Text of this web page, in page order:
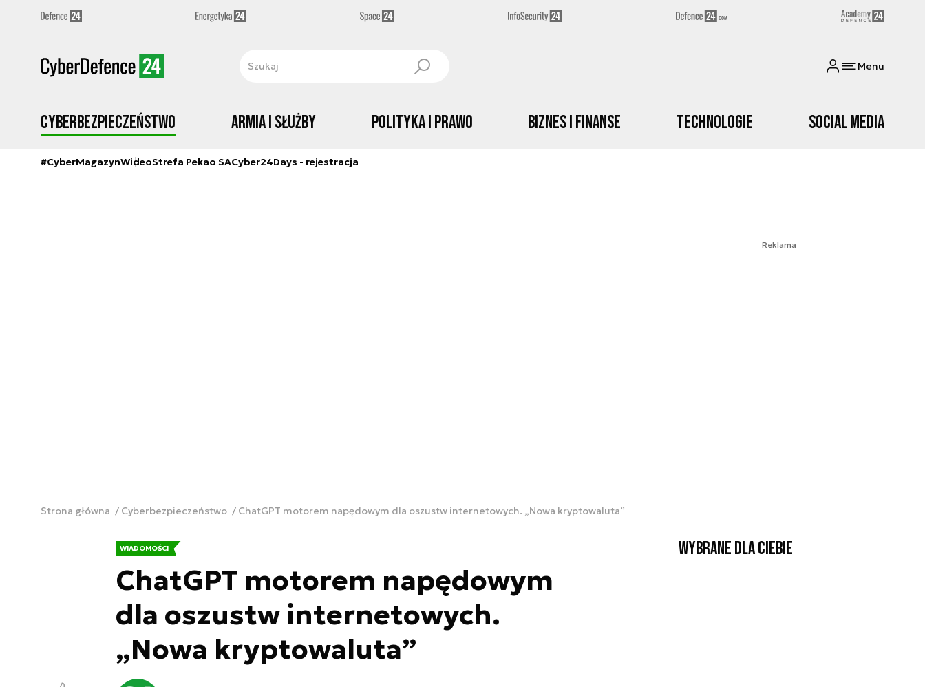
Menu
Cyberbezpieczeństwo Armia i Służby Polityka i prawo Biznes i Finanse Technologie Social media
#CyberMagazynWideoStrefa Pekao SACyber24Days - rejestracja
Reklama
Strona główna Cyberbezpieczeństwo ChatGPT motorem napędowym dla oszustw internetowych. „Nowa kryptowaluta”
WIADOMOŚCI
ChatGPT motorem napędowym
dla oszustw internetowych.
„Nowa kryptowaluta”
Wybrane dla Ciebie